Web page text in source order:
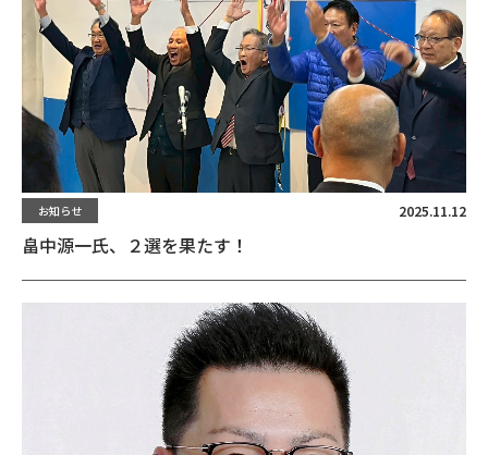
お知らせ 2025.11.12
畠中源一氏、２選を果たす！